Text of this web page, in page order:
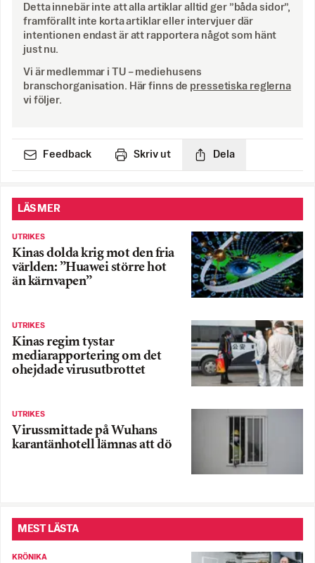
Detta innebär inte att alla artiklar alltid ger ”båda sidor”,
framförallt inte korta artiklar eller intervjuer där
intentionen endast är att rapportera något som hänt
just nu.
Vi är medlemmar i TU – mediehusens
branschorganisation. Här finns de pressetiska reglerna
vi följer.
Feedback Skriv ut Dela
LÄS MER
UTRIKES
Kinas dolda krig mot den fria
världen: ”Huawei större hot
än kärnvapen”
UTRIKES
Kinas regim tystar
mediarapportering om det
ohejdade virusutbrottet
UTRIKES
Virussmittade på Wuhans
karantänhotell lämnas att dö
MEST LÄSTA
KRÖNIKA